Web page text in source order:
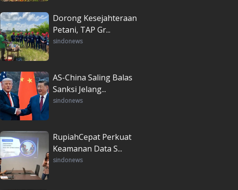
Dorong Kesejahteraan
Petani, TAP Gr...
sindonews
AS-China Saling Balas
Sanksi Jelang...
sindonews
RupiahCepat Perkuat
Keamanan Data S...
sindonews